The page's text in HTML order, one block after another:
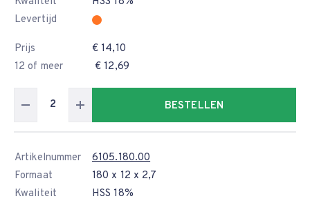
Levertijd
Prijs
€ 14,10
12 of meer
€ 12,69
BESTELLEN
Artikelnummer
6105.180.00
Formaat
180 x 12 x 2,7
Kwaliteit
HSS 18%